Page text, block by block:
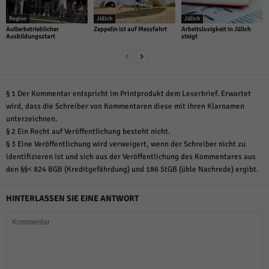
Region
Außerbetrieblicher
Ausbildungsstart
Jülich
Zeppelin ist auf Messfahrt
Jülich
Arbeitslosigkeit in Jülich
steigt
§ 1 Der Kommentar entspricht im Printprodukt dem Leserbrief. Erwartet
wird, dass die Schreiber von Kommentaren diese mit ihren Klarnamen
unterzeichnen.
§ 2 Ein Recht auf Veröffentlichung besteht nicht.
§ 3 Eine Veröffentlichung wird verweigert, wenn der Schreiber nicht zu
identifizieren ist und sich aus der Veröffentlichung des Kommentares aus
den §§< 824 BGB (Kreditgefährdung) und 186 StGB (üble Nachrede) ergibt.
HINTERLASSEN SIE EINE ANTWORT